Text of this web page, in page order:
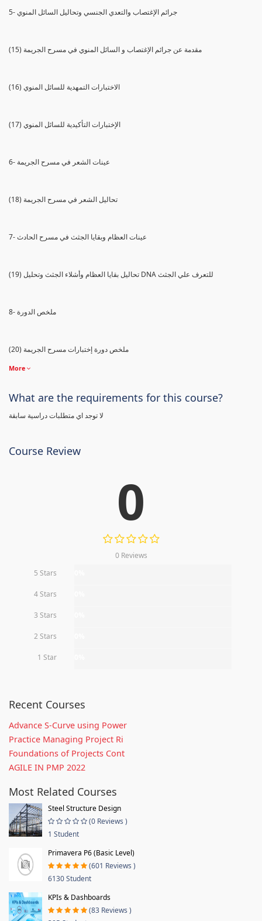
5- جرائم الإغتصاب والتعدي الجنسي وتحاليل السائل المنوي
(15) مقدمة عن جرائم الإغتصاب و السائل المنوي في مسرح الجريمة
(16) الاختبارات التمهدية للسائل المنوي
(17) الإختبارات التأكيدية للسائل المنوي
6- عينات الشعر في مسرح الجريمة
(18) تحاليل الشعر في مسرح الجريمة
7- عينات العظام وبقايا الجثث في مسرح الحادث
(19) تحاليل بقايا العظام وأشلاء الجثث وتحليل DNA للتعرف علي الجثث
8- ملخص الدورة
(20) ملخص دورة إختبارات مسرح الجريمة
More
What are the requirements for this course?
لا توجد اي متطلبات دراسية سابقة
Course Review
0
0 Reviews
5 Stars
4 Stars
3 Stars
2 Stars
1 Star
Recent Courses
Advance S-Curve using Power
Practice Managing Project Ri
Foundations of Projects Cont
AGILE IN PMP 2022
Most Related Courses
Steel Structure Design
(0 Reviews )
1 Student
Primavera P6 (Basic Level)
(601 Reviews )
6130 Student
KPIs & Dashboards
(83 Reviews )